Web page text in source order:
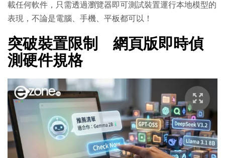
載任何軟件，只需透過瀏覽器即可測試裝置運行本地模型的
表現，不論是電腦、手機、平板都可以！
突破裝置限制 網頁版即時偵
測硬件規格